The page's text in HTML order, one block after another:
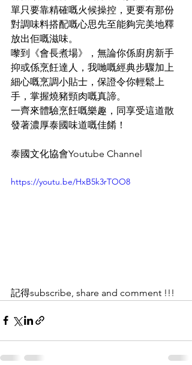
單只要靠精確嘅火候操控，更要有那份
對調味料搭配嘅心思先至能夠完美地釋
放出佢嘅滋味。
嚟到《會長煮場》，無論你係廚房新手
抑或係烹飪達人，我哋嘅經典步驟加上
細心嘅烹調小貼士，保證令你輕鬆上
手，掌握燒豬頸肉嘅真諦。
一齊來體驗烹飪嘅樂趣，同享受這道散
發著濃厚泰國味道嘅佳餚！
泰國文化協會Youtube Channel
https://youtu.be/HxB5k3rTOO8
記得subscribe, share and comment !!!